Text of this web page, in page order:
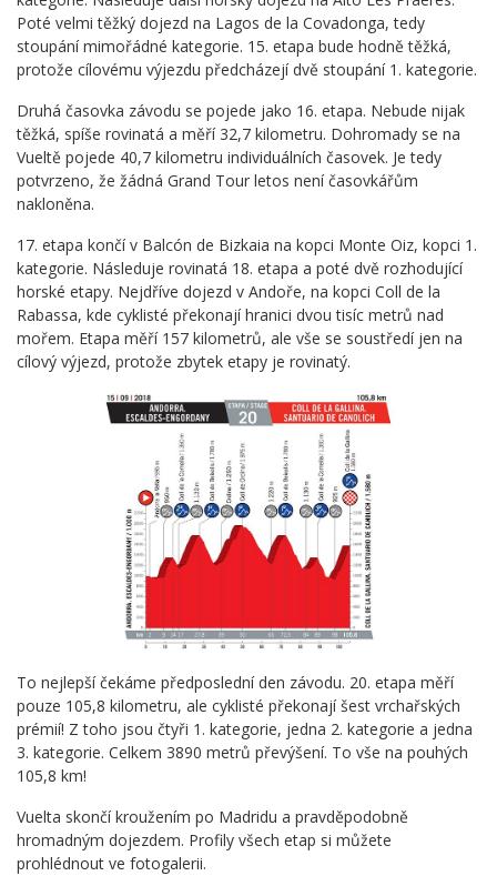
Poté velmi těžký dojezd na Lagos de la Covadonga, tedy
stoupání mimořádné kategorie. 15. etapa bude hodně těžká,
protože cílovému výjezdu předcházejí dvě stoupání 1. kategorie.
Druhá časovka závodu se pojede jako 16. etapa. Nebude nijak
těžká, spíše rovinatá a měří 32,7 kilometru. Dohromady se na
Vueltě pojede 40,7 kilometru individuálních časovek. Je tedy
potvrzeno, že žádná Grand Tour letos není časovkářům
nakloněna.
17. etapa končí v Balcón de Bizkaia na kopci Monte Oiz, kopci 1.
kategorie. Následuje rovinatá 18. etapa a poté dvě rozhodující
horské etapy. Nejdříve dojezd v Andoře, na kopci Coll de la
Rabassa, kde cyklisté překonají hranici dvou tisíc metrů nad
mořem. Etapa měří 157 kilometrů, ale vše se soustředí jen na
cílový výjezd, protože zbytek etapy je rovinatý.
To nejlepší čekáme předposlední den závodu. 20. etapa měří
pouze 105,8 kilometru, ale cyklisté překonají šest vrchařských
prémií! Z toho jsou čtyři 1. kategorie, jedna 2. kategorie a jedna
3. kategorie. Celkem 3890 metrů převýšení. To vše na pouhých
105,8 km!
Vuelta skončí kroužením po Madridu a pravděpodobně
hromadným dojezdem. Profily všech etap si můžete
prohlédnout ve fotogalerii.